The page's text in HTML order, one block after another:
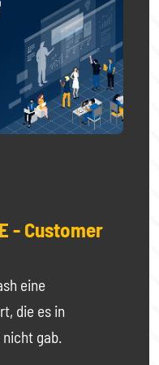
- Customer
eine
die es in
gab.